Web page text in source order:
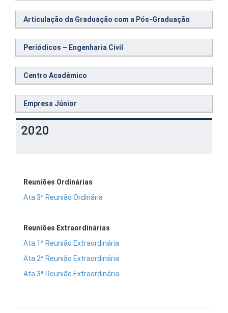
Articulação da Graduação com a Pós-Graduação
Periódicos – Engenharia Civil
Centro Acadêmico
Empresa Júnior
2020
Reuniões Ordinárias
Ata 3ª Reunião Ordinária
Reuniões Extraordinárias
Ata 1ª Reunião Extraordinária
Ata 2ª Reunião Extraordinária
Ata 3ª Reunião Extraordinária